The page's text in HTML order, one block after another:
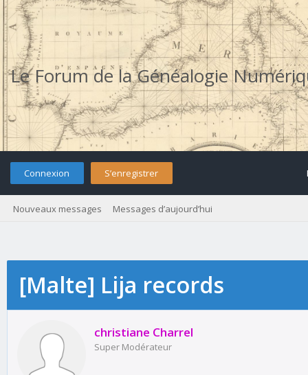
Le Forum de la Généalogie
Connexion S’enregistrer
Nouveaux messages Messages d’aujourd’hui
[Malte] Lija records
christiane Charrel
Super Modérateur